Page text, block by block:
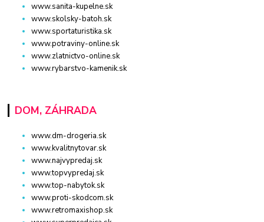
www.sanita-kupelne.sk
www.skolsky-batoh.sk
www.sportaturistika.sk
www.potraviny-online.sk
www.zlatnictvo-online.sk
www.rybarstvo-kamenik.sk
DOM, ZÁHRADA
www.dm-drogeria.sk
www.kvalitnytovar.sk
www.najvypredaj.sk
www.topvypredaj.sk
www.top-nabytok.sk
www.proti-skodcom.sk
www.retromaxishop.sk